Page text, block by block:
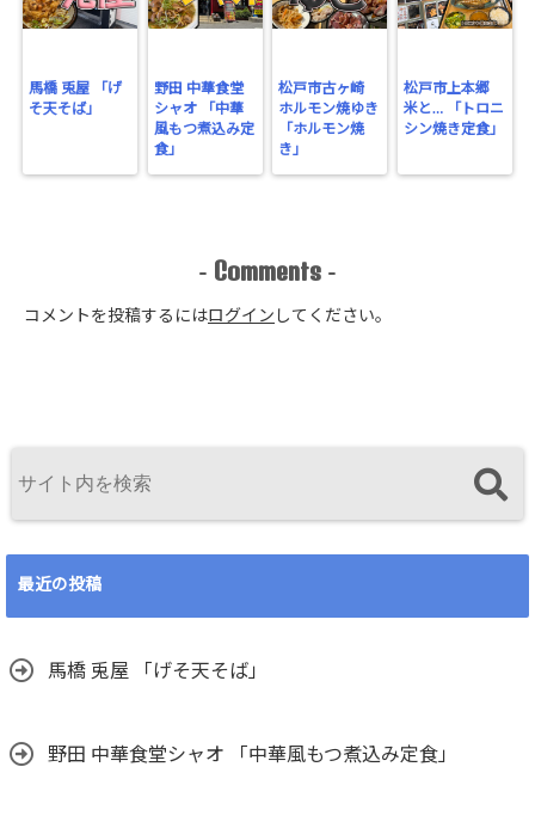
on line2897
馬橋 兎屋 「げ
そ天そば」
野田 中華食堂
シャオ 「中華
風もつ煮込み定
食」
松戸市古ヶ崎
ホルモン焼ゆき
「ホルモン焼
き」
松戸市上本郷
米と… 「トロニ
シン焼き定食」
- Comments -
コメントを投稿するには ログイン してください。
最近の投稿
馬橋 兎屋 「げそ天そば」
野田 中華食堂シャオ 「中華風もつ煮込み定食」